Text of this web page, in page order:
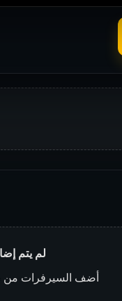
لم يتم
أضف السيرفرات من